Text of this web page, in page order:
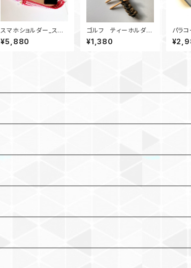
スマホショルダー_スマ
ホネックストラップ_パラ
コードTrailblazerロン
¥5,880
ゴルフ ティーホルダー
ベルトループ KOD
¥1,380
パラ
ォッ